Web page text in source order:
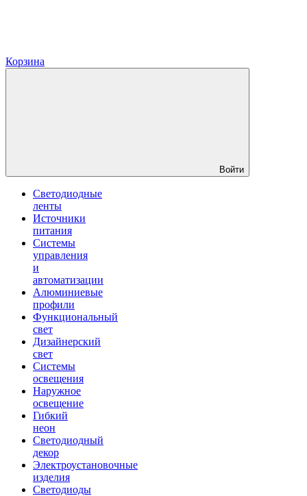
Корзина
Войти
Светодиодные
ленты
Источники
питания
Системы
управления
и
автоматизации
Алюминиевые
профили
Функциональный
свет
Дизайнерский
свет
Системы
освещения
Наружное
освещение
Гибкий
неон
Светодиодный
декор
Электроустановочные
изделия
Светодиоды